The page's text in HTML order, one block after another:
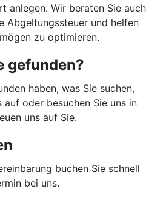
anlegen. Wir beraten Sie auch
Abgeltungssteuer und helfen
zu optimieren.
gefunden?
haben, was Sie suchen,
auf oder besuchen Sie uns in
uns auf Sie.
buchen Sie schnell
bei uns.